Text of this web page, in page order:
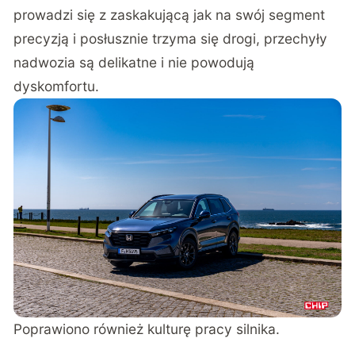
prowadzi się z zaskakującą jak na swój segment
precyzją i posłusznie trzyma się drogi, przechyły
nadwozia są delikatne i nie powodują
dyskomfortu.
Poprawiono również kulturę pracy silnika.